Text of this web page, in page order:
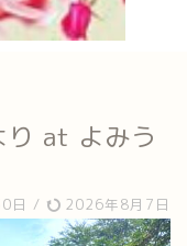
り at よみう
日 / 2026年8月7日